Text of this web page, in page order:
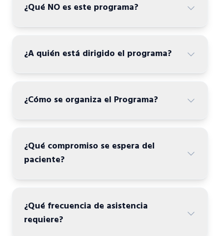
¿Qué NO es este programa?
¿A quién está dirigido el programa?
¿Cómo se organiza el Programa?
¿Qué compromiso se espera del
paciente?
¿Qué frecuencia de asistencia
requiere?